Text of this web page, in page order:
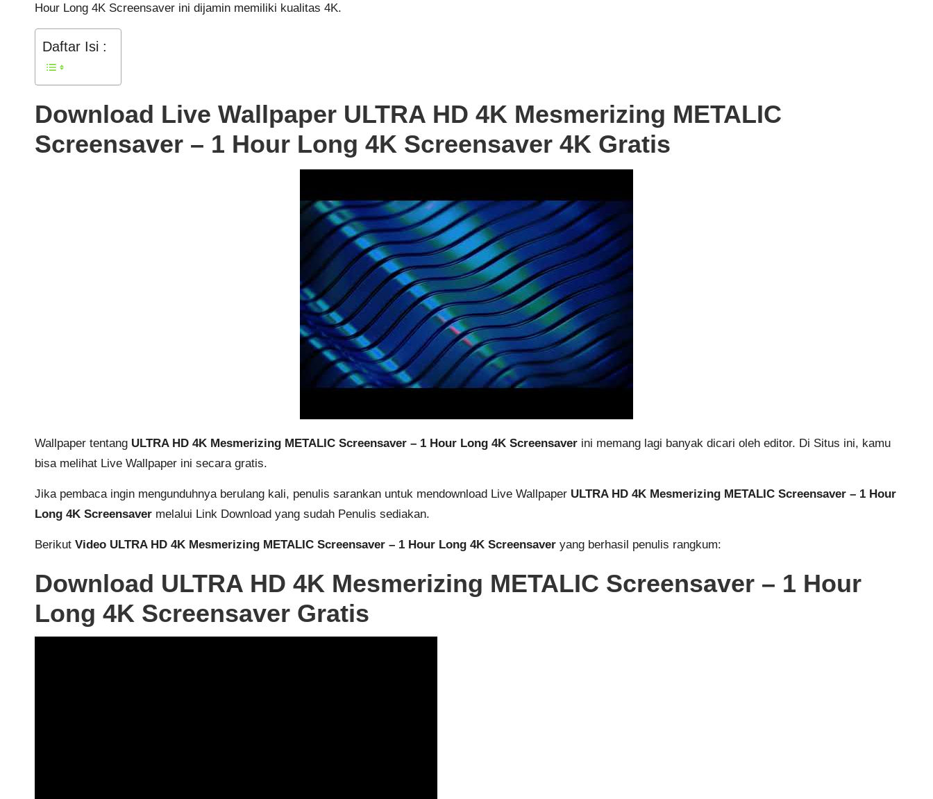
Hour Long 4K Screensaver ini dijamin memiliki kualitas 4K.
Daftar Isi :
Download Live Wallpaper ULTRA HD 4K Mesmerizing METALIC
Screensaver – 1 Hour Long 4K Screensaver 4K Gratis
Wallpaper tentang ULTRA HD 4K Mesmerizing METALIC Screensaver – 1 Hour Long 4K Screensaver ini memang lagi banyak dicari oleh editor. Di Situs ini, kamu
bisa melihat Live Wallpaper ini secara gratis.
Jika pembaca ingin mengunduhnya berulang kali, penulis sarankan untuk mendownload Live Wallpaper ULTRA HD 4K Mesmerizing METALIC Screensaver – 1 Hour
Long 4K Screensaver melalui Link Download yang sudah Penulis sediakan.
Berikut Video ULTRA HD 4K Mesmerizing METALIC Screensaver – 1 Hour Long 4K Screensaver yang berhasil penulis rangkum:
Download ULTRA HD 4K Mesmerizing METALIC Screensaver – 1 Hour
Long 4K Screensaver Gratis